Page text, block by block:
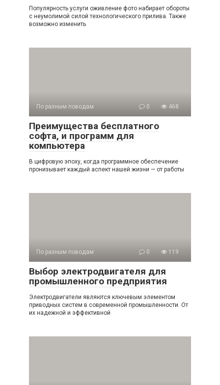
Популярность услуги оживление фото набирает обороты
с неумолимой силой технологического прилива. Также
возможно изменить
По разным поводам 0 468
Преимущества бесплатного
софта, и программ для
компьютера
В цифровую эпоху, когда программное обеспечение
пронизывает каждый аспект нашей жизни — от работы
По разным поводам 0 119
Выбор электродвигателя для
промышленного предприятия
Электродвигатели являются ключевым элементом
приводных систем в современной промышленности. От
их надежной и эффективной